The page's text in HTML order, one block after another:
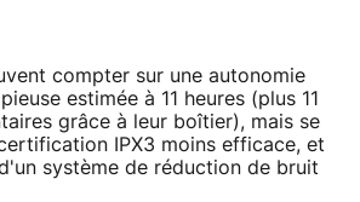
compter sur une autonomie
estimée à 11 heures (plus 11
grâce à leur boîtier), mais se
IPX3 moins efficace, et
système de réduction de bruit